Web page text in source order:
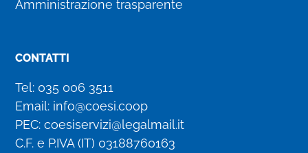
Amministrazione trasparente
CONTATTI
Tel: 035 006 3511
Email: info@coesi.coop
PEC:coesiservizi@legalmail.it
C.F. e P.IVA (IT) 03188760163